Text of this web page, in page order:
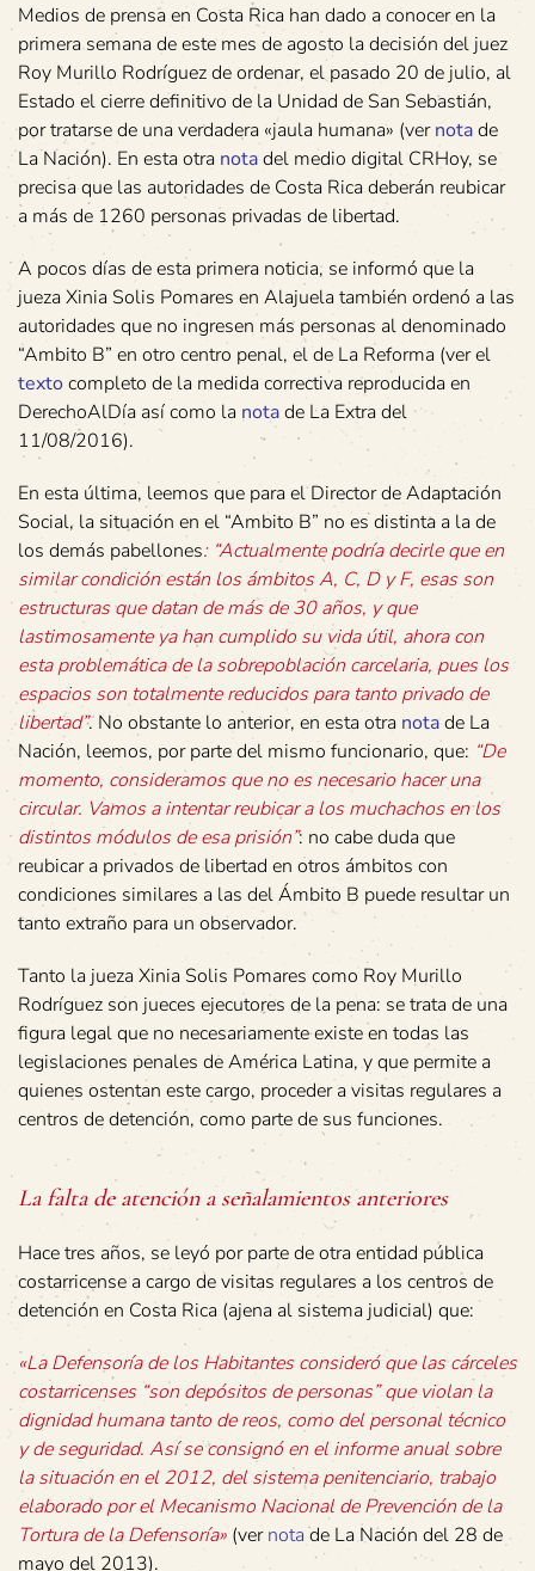
Medios de prensa en Costa Rica han dado a conocer en la
primera semana de este mes de agosto la decisión del juez
Roy Murillo Rodríguez de ordenar, el pasado 20 de julio, al
Estado el cierre definitivo de la Unidad de San Sebastián,
por tratarse de una verdadera «jaula humana» (vernotade
La Nación). En esta otra notadel medio digital CRHoy, se
precisa que las autoridades de Costa Rica deberán reubicar
a más de 1260 personas privadas de libertad.
A pocos días de esta primera noticia, se informó que la
jueza Xinia Solis Pomares en Alajuela también ordenó a las
autoridades que no ingresen más personas al denominado
“Ambito B” en otro centro penal, el de La Reforma (ver el
texto completo de la medida correctiva reproducida en
DerechoAlDía así como la notade La Extra del
11/08/2016).
En esta última, leemos que para el Director de Adaptación
Social, la situación en el “Ambito B” no es distinta a la de
los demás pabellones: “Actualmente podría decirle que en
similar condición están los ámbitos A, C, D y F, esas son
estructuras que datan de más de 30 años, y que
lastimosamente ya han cumplido su vida útil, ahora con
esta problemática de la sobrepoblación carcelaria, pues los
espacios son totalmente reducidos para tanto privado de
libertad”. No obstante lo anterior, en esta otra notade La
Nación, leemos, por parte del mismo funcionario, que: “De
momento, consideramos que no es necesario hacer una
circular. Vamos a intentar reubicar a los muchachos en los
distintos módulos de esa prisión”: no cabe duda que
reubicar a privados de libertad en otros ámbitos con
condiciones similares a las del Ámbito B puede resultar un
tanto extraño para un observador.
Tanto la jueza Xinia Solis Pomares como Roy Murillo
Rodríguez son jueces ejecutores de la pena: se trata de una
figura legal que no necesariamente existe en todas las
legislaciones penales de América Latina, y que permite a
quienes ostentan este cargo, proceder a visitas regulares a
centros de detención, como parte de sus funciones.
La falta de atención a señalamientos anteriores
Hace tres años, se leyó por parte de otra entidad pública
costarricense a cargo de visitas regulares a los centros de
detención en Costa Rica (ajena al sistema judicial) que:
«La Defensoría de los Habitantes consideró que las cárceles
costarricenses “son depósitos de personas” que violan la
dignidad humana tanto de reos, como del personal técnico
y de seguridad. Así se consignó en el informe anual sobre
la situación en el 2012, del sistema penitenciario, trabajo
elaborado por el Mecanismo Nacional de Prevención de la
Tortura de la Defensoría» (vernotade La Nación del 28 de
mayo del 2013).